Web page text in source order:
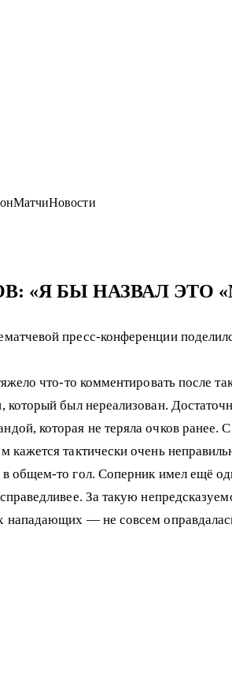
МатчиНовости
«Я БЫ НАЗВАЛ
пресс-конференции
что-то комментировать после
был нереализован.
которая не теряла очков
кажется тактически очень
общем-то гол. Соперник имел ещё
За такую
нападающих — не совсем